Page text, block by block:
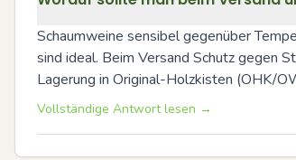
Schaumweine sensibel gegenüber
sind ideal. Beim Versand Schutz gegen
Lagerung in Original-Holzkisten (OHK/
Vollständige Antwort lesen →